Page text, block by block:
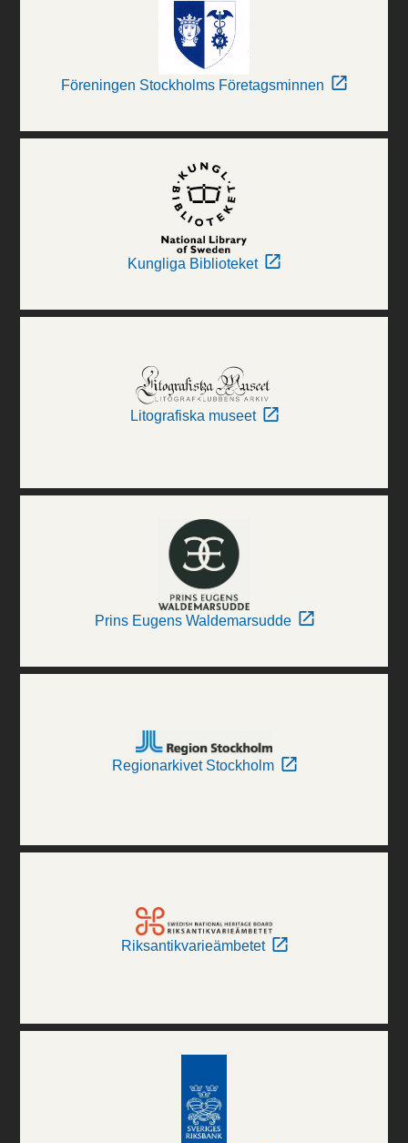
Föreningen Stockholms Företagsminnen
Kungliga Biblioteket
Litografiska museet
Prins Eugens Waldemarsudde
Regionarkivet Stockholm
Riksantikvarieämbetet